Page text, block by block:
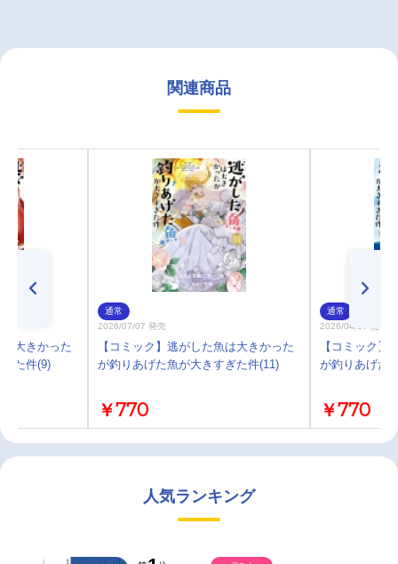
関連商品
大きかった
た件(9)
通常
2026/07/07 発売
【コミック】逃がした魚は大きかった
が釣りあげた魚が大きすぎた件(11)
￥770
通常
2026/04/07 発売
【コミック】
が釣りあげた
￥770
人気ランキング